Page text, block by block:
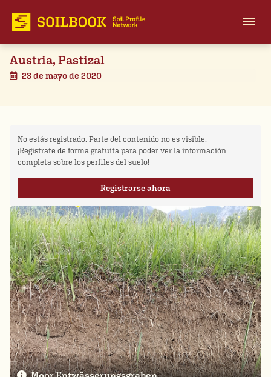
Austria, Pastizal
23 de mayo de 2020
No estás registrado. Parte del contenido no es visible.
¡Regístrate de forma gratuita para poder ver la información
completa sobre los perfiles del suelo!
Registrarse ahora